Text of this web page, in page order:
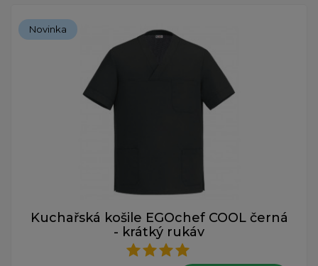
Novinka
Kuchařská košile EGOchef COOL černá
- krátký rukáv